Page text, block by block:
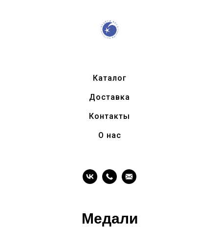
Каталог
Доставка
Контакты
О нас
Медали